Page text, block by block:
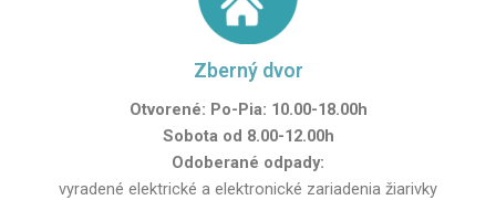
Zberný dvor
Otvorené: Po-Pia: 10.00-18.00h
Sobota od 8.00-12.00h
Odoberané odpady:
vyradené elektrické a elektronické zariadenia žiarivky